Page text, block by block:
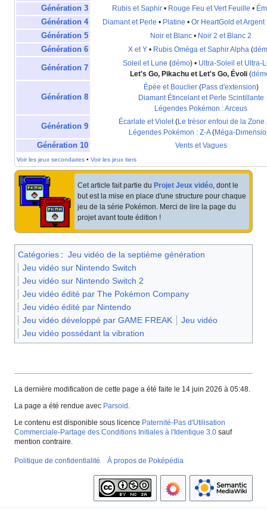
Génération 3
Rubis et Saphir• Rouge Feu et Vert Feuille •
Génération 4
Diamant et Perle • Platine • Or HeartGold et
Génération 5
Noir et Blanc • Noir 2 et Blanc 2
Génération 6
X et Y• Rubis Oméga et Saphir Alpha(
Génération 7
Soleil et Lune (démo) • Ultra-Soleil et Ultra-
Let's Go, Pikachu et Let's Go, Évoli(
Génération 8
Épée et Bouclier(Pass d'extension)
Diamant Étincelant et Perle Scintillante
Légendes Pokémon : Arceus
Génération 9
Écarlate et Violet(Le trésor enfoui de la Zone
Légendes Pokémon : Z-A(Méga-
Génération 10
Vents et Vagues
Voir les jeux secondaires • Voir les jeux tiers
Cet article fait partie du Projet Jeux vidéo, dont le
but est la mise en place d'une structure pour chaque
jeu de la série Pokémon. Merci de lire la page du
projet avant toute édition !
Catégories : Jeu vidéo de la septième génération
Jeu vidéo sur Nintendo Switch
Jeu vidéo sur Nintendo Switch 2
Jeu vidéo édité par The Pokémon Company
Jeu vidéo édité par Nintendo
Jeu vidéo développé par GAME FREAK
Jeu vidéo
Jeu vidéo possédant la vibration
La dernière modification de cette page a été faite le 14 juin 2026 à 05:48.
La page a été rendue avec Parsoid
Le contenu est disponible sous licence Paternité-Pas d'Utilisation
Commerciale-Partage des Conditions Initiales à l'Identique 3.0 sauf
mention contraire.
Politique de confidentialité À propos de Poképédia